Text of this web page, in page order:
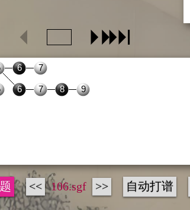
<< 106.sgf >> 自动打谱